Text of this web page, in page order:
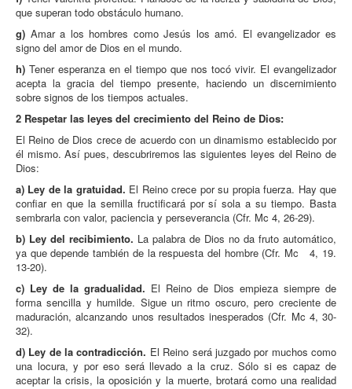
que superan todo obstáculo humano.
g) Amar a los hombres como Jesús los amó. El evangelizador es
signo del amor de Dios en el mundo.
h) Tener esperanza en el tiempo que nos tocó vivir. El evangelizador
acepta la gracia del tiempo presente, haciendo un discernimiento
sobre signos de los tiempos actuales.
2 Respetar las leyes del crecimiento del Reino de Dios:
El Reino de Dios crece de acuerdo con un dinamismo establecido por
él mismo. Así pues, descubriremos las siguientes leyes del Reino de
Dios:
a) Ley de la gratuidad. El Reino crece por su propia fuerza. Hay que
confiar en que la semilla fructificará por sí sola a su tiempo. Basta
sembrarla con valor, paciencia y perseverancia (Cfr. Mc 4, 26-29).
b) Ley del recibimiento. La palabra de Dios no da fruto automático,
ya que depende también de la respuesta del hombre (Cfr. Mc 4, 19.
13-20).
c) Ley de la gradualidad. El Reino de Dios empieza siempre de
forma sencilla y humilde. Sigue un ritmo oscuro, pero creciente de
maduración, alcanzando unos resultados inesperados (Cfr. Mc 4, 30-
32).
d) Ley de la contradicción. El Reino será juzgado por muchos como
una locura, y por eso será llevado a la cruz. Sólo si es capaz de
aceptar la crisis, la oposición y la muerte, brotará como una realidad